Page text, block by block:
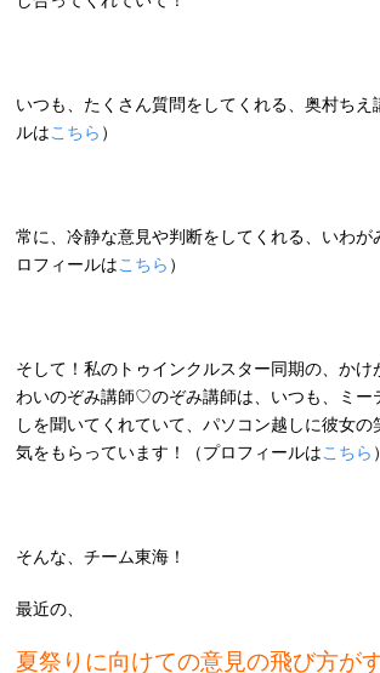
いつも、たくさん質問をしてくれる、奥村ち
ルはこちら ）
常に、冷静な意見や判断をしてくれる、いわ
ロフィールはこちら ）
そして！私のトゥインクルスター同期の、かけ
わいのぞみ講師♡のぞみ講師は、いつも、ミー
しを聞いてくれていて、パソコン越しに彼女の
気をもらっています！（プロフィールはこちら ）
そんな、チーム東海！
最近の、
夏祭りに向けての意見の飛び方が